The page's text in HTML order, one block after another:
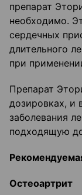
препарат
необходимо.
сердечных
длительного
при
Препарат
дозировках, и
заболевания
подходящую
Остеоартрит